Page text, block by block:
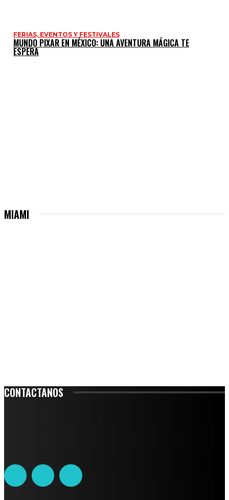
FERIAS, EVENTOS Y FESTIVALES
MUNDO PIXAR EN MÉXICO: UNA AVENTURA MÁGICA TE
ESPERA
MIAMI
CONTACTANOS